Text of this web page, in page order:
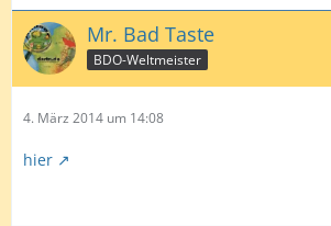
Mr. Bad Taste
BDO-Weltmeister
4. März 2014 um 14:08
hier